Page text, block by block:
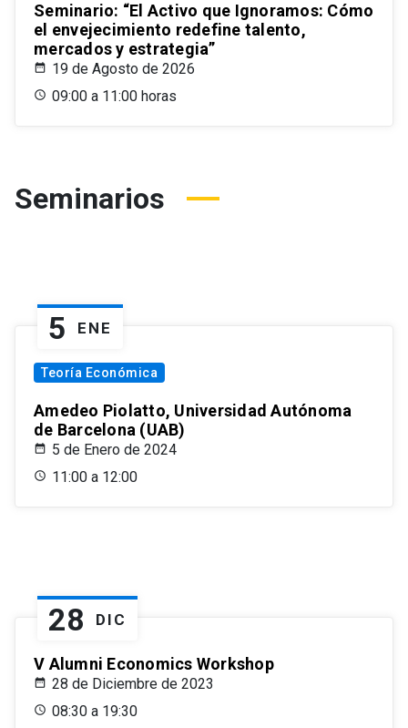
Seminario: “El Activo que Ignoramos: Cómo
el envejecimiento redefine talento,
mercados y estrategia”
19 de Agosto de 2026
09:00 a 11:00 horas
Seminarios
5 ENE
Teoría Económica
Amedeo Piolatto, Universidad Autónoma
de Barcelona (UAB)
5 de Enero de 2024
11:00 a 12:00
28 DIC
V Alumni Economics Workshop
28 de Diciembre de 2023
08:30 a 19:30